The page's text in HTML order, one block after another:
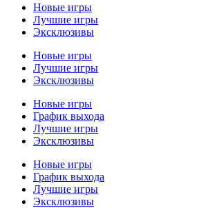
Новые игры
Лучшие игры
Эксклюзивы
Новые игры
Лучшие игры
Эксклюзивы
Новые игры
График выхода
Лучшие игры
Эксклюзивы
Новые игры
График выхода
Лучшие игры
Эксклюзивы